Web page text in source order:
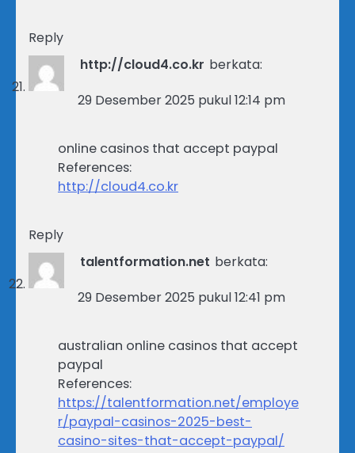
Reply
http://cloud4.co.kr berkata:
29 Desember 2025 pukul 12:14 pm
online casinos that accept paypal
References:
http://cloud4.co.kr
Reply
talentformation.net berkata:
29 Desember 2025 pukul 12:41 pm
australian online casinos that accept
paypal
References:
https://talentformation.net/employe
r/paypal-casinos-2025-best-
casino-sites-that-accept-paypal/